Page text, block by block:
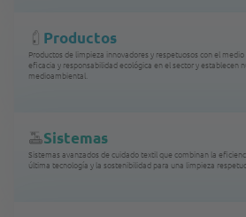
Productos
Productos de limpieza innovadores y respetuosos con el
eficacia y responsabilidad ecológica en el sector y establecen
medioambiental.
Sistemas
Sistemas avanzados de cuidado textil que combinan la
última tecnología y la sostenibilidad para una limpieza